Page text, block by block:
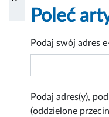
Poleć
Podaj swój adres
Podaj adres(y),
(oddzielone